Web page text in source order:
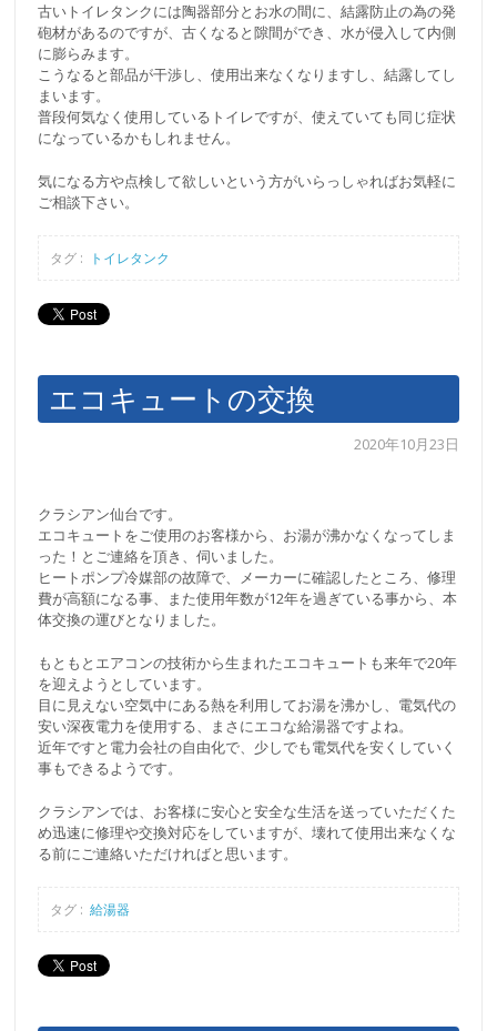
古いトイレタンクには陶器部分とお水の間に、結露防止の為の発
砲材があるのですが、古くなると隙間ができ、水が侵入して内側
に膨らみます。
こうなると部品が干渉し、使用出来なくなりますし、結露してし
まいます。
普段何気なく使用しているトイレですが、使えていても同じ症状
になっているかもしれません。
気になる方や点検して欲しいという方がいらっしゃればお気軽に
ご相談下さい。
タグ : トイレタンク
エコキュートの交換
2020年10月23日
クラシアン仙台です。
エコキュートをご使用のお客様から、お湯が沸かなくなってしま
った！とご連絡を頂き、伺いました。
ヒートポンプ冷媒部の故障で、メーカーに確認したところ、修理
費が高額になる事、また使用年数が12年を過ぎている事から、本
体交換の運びとなりました。
もともとエアコンの技術から生まれたエコキュートも来年で20年
を迎えようとしています。
目に見えない空気中にある熱を利用してお湯を沸かし、電気代の
安い深夜電力を使用する、まさにエコな給湯器ですよね。
近年ですと電力会社の自由化で、少しでも電気代を安くしていく
事もできるようです。
クラシアンでは、お客様に安心と安全な生活を送っていただくた
め迅速に修理や交換対応をしていますが、壊れて使用出来なくな
る前にご連絡いただければと思います。
タグ :給湯器